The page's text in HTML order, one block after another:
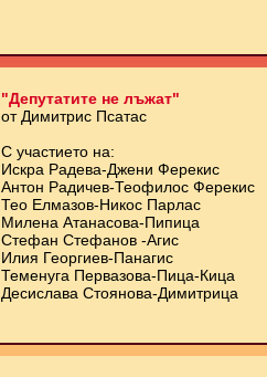
"Депутатите не лъжат"
от Димитрис Псатас
С участието на:
Искра Радева-Джени Ферекис
Антон Радичев-Теофилос Ферекис
Тео Елмазов-Никос Парлас
Милена Атанасова-Пипица
Стефан Стефанов -Агис
Илия Георгиев-Панагис
Теменуга Первазова-Пица-Кица
Десислава Стоянова-Димитрица